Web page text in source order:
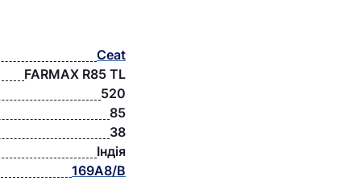
Ceat
FARMAX R85 TL
520
85
38
Індія
169A8/B